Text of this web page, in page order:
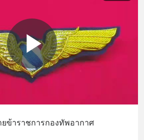
ข้าราชการกองทัพอากาศ